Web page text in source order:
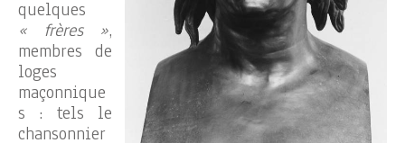
quelques
« frères »,
membres de
loges
maçonnique
s : tels le
chansonnier